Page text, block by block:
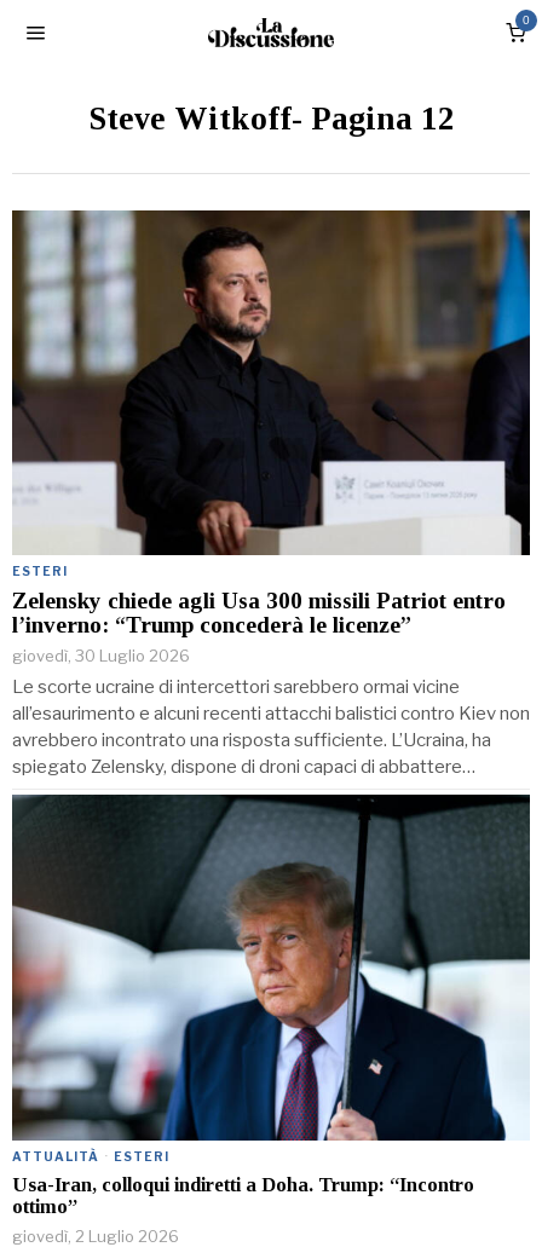
0
Steve Witkoff- Pagina 12
ESTERI
Zelensky chiede agli Usa 300 missili Patriot entro
l’inverno: “Trump concederà le licenze”
giovedì, 30 Luglio 2026
Le scorte ucraine di intercettori sarebbero ormai vicine
all’esaurimento e alcuni recenti attacchi balistici contro Kiev non
avrebbero incontrato una risposta sufficiente. L’Ucraina, ha
spiegato Zelensky, dispone di droni capaci di abbattere…
ATTUALITÀ · ESTERI
Usa-Iran, colloqui indiretti a Doha. Trump: “Incontro
ottimo”
giovedì, 2 Luglio 2026